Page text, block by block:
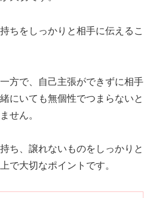
ちをしっかりと相手に伝えるこ
方で、自己主張ができずに相手
にいても無個性でつまらないと
せん。
ち、譲れないものをしっかりと
で大切なポイントです。